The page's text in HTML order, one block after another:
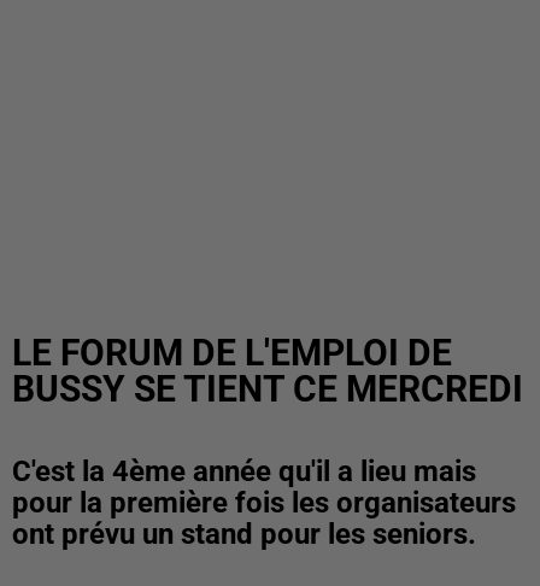
LE FORUM DE L'EMPLOI DE
BUSSY SE TIENT CE MERCREDI
C'est la 4ème année qu'il a lieu mais
pour la première fois les organisateurs
ont prévu un stand pour les seniors.